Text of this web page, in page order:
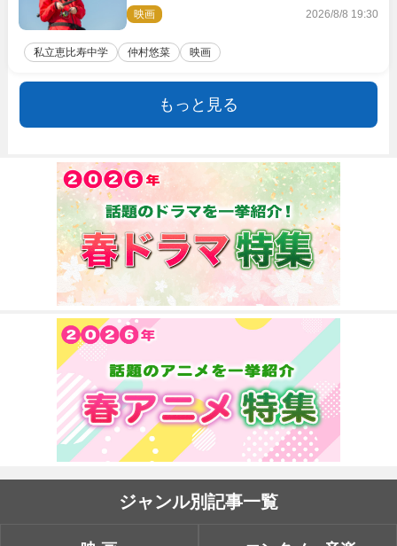
『つりこまち』今秋公開
映画 2026/8/8 19:30
私立恵比寿中学 仲村悠菜 映画
もっと見る
ジャンル別記事一覧